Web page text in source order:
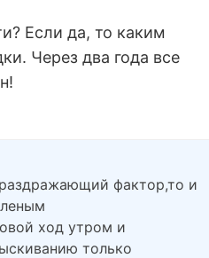
Если да, то каким
Через два года все
фактор,то и
ход утром и
только